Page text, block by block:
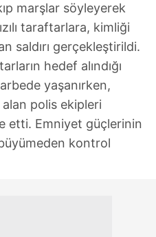
marşlar söyleyerek
taraftarlara, kimliği
saldırı gerçekleştirildi.
hedef alındığı
yaşanırken,
polis ekipleri
etti. Emniyet güçlerinin
kontrol